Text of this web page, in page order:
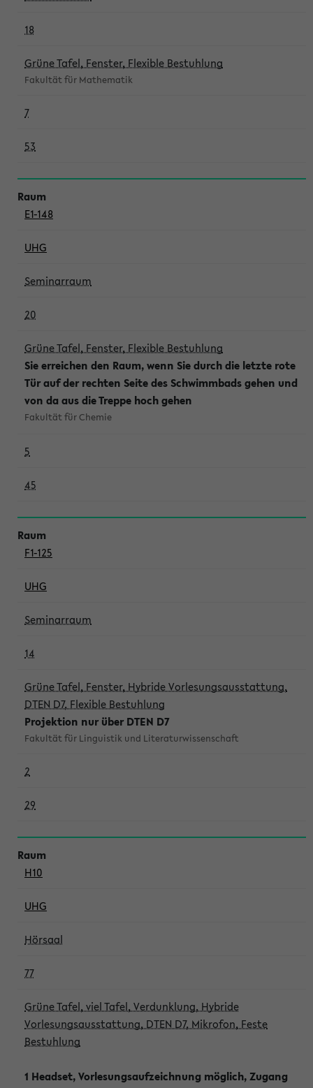
18
Grüne Tafel, Fenster, Flexible Bestuhlung
Fakultät für Mathematik
7
53
E1-148
UHG
Seminarraum
20
Grüne Tafel, Fenster, Flexible Bestuhlung
Sie erreichen den Raum, wenn Sie durch die letzte rote
Tür auf der rechten Seite des Schwimmbads gehen und
von da aus die Treppe hoch gehen
Fakultät für Chemie
5
45
F1-125
UHG
Seminarraum
14
Grüne Tafel, Fenster, Hybride Vorlesungsausstattung,
DTEN D7, Flexible Bestuhlung
Projektion nur über DTEN D7
Fakultät für Linguistik und Literaturwissenschaft
2
29
H10
UHG
Hörsaal
77
Grüne Tafel, viel Tafel, Verdunklung, Hybride
Vorlesungsausstattung, DTEN D7, Mikrofon, Feste
Bestuhlung
1 Headset, Vorlesungsaufzeichnung möglich, Zugang